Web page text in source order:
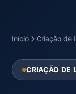
Início Criação de
CRIAÇÃO DE